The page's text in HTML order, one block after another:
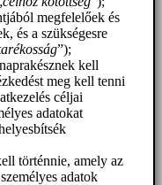
megfelelőek és
és a szükségesre
”);
kell
meg kell tenni
céljai
adatokat
történnie, amely az
adatok